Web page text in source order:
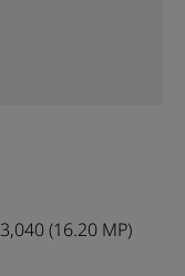
(16.20 MP)